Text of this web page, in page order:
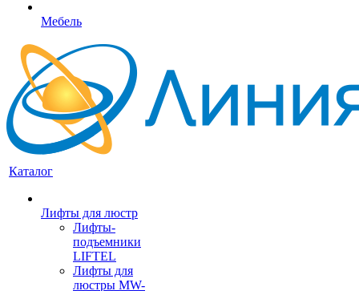
Мебель
Каталог
Лифты для люстр
Лифты-
подъемники
LIFTEL
Лифты для
люстры MW-